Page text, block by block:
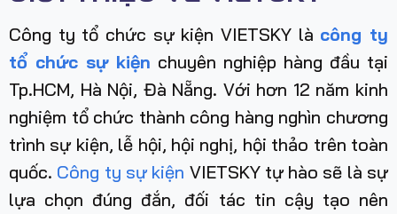
Công ty tổ chức sự kiện VIETSKY là công ty
tổ chức sự kiện chuyên nghiệp hàng đầu tại
Tp.HCM, Hà Nội, Đà Nẵng. Với hơn 12 năm kinh
nghiệm tổ chức thành công hàng nghìn chương
trình sự kiện, lễ hội, hội nghị, hội thảo trên toàn
quốc. Công ty sự kiện VIETSKY tự hào sẽ là sự
lựa chọn đúng đắn, đối tác tin cậy tạo nên